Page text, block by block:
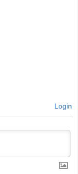
Login